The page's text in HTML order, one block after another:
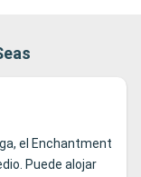
el Enchantment
Puede alojar